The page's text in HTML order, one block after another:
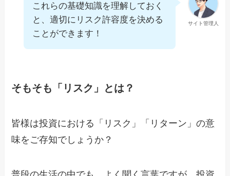
サイト管理人
これらの基礎知識を理解しておく
と、適切にリスク許容度を決める
ことができます！
そもそも「リスク」とは？
皆様は投資における「リスク」「リターン」の意
味をご存知でしょうか？